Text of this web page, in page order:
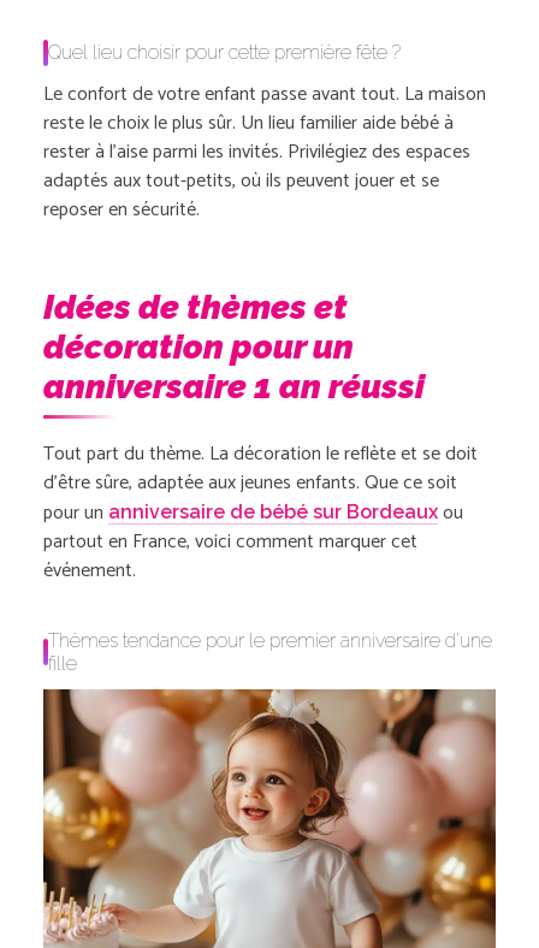
Quel lieu choisir pour cette première fête ?
Le confort de votre enfant passe avant tout. La maison
reste le choix le plus sûr. Un lieu familier aide bébé à
rester à l’aise parmi les invités. Privilégiez des espaces
adaptés aux tout-petits, où ils peuvent jouer et se
reposer en sécurité.
Idées de thèmes et
décoration pour un
anniversaire 1 an réussi
Tout part du thème. La décoration le reflète et se doit
d’être sûre, adaptée aux jeunes enfants. Que ce soit
pour un anniversaire de bébé sur Bordeaux ou
partout en France, voici comment marquer cet
événement.
Thèmes tendance pour le premier anniversaire d’une
fille